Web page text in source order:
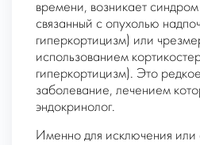
времени, возникает
связанный с опухолью
гиперкортицизм) или
использованием
гиперкортицизм). Это
заболевание, лечением
эндокринолог.
Именно для исключения или